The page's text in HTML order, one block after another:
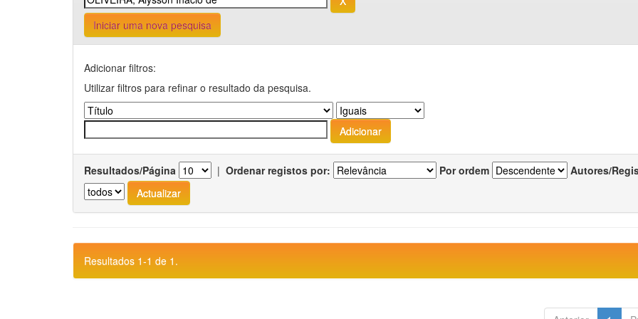
Iniciar uma nova pesquisa
Adicionar filtros:
Utilizar filtros para refinar o resultado da pesquisa.
Resultados/Página | Ordenar registos por: Por ordem Autores/
Resultados 1-1 de 1.